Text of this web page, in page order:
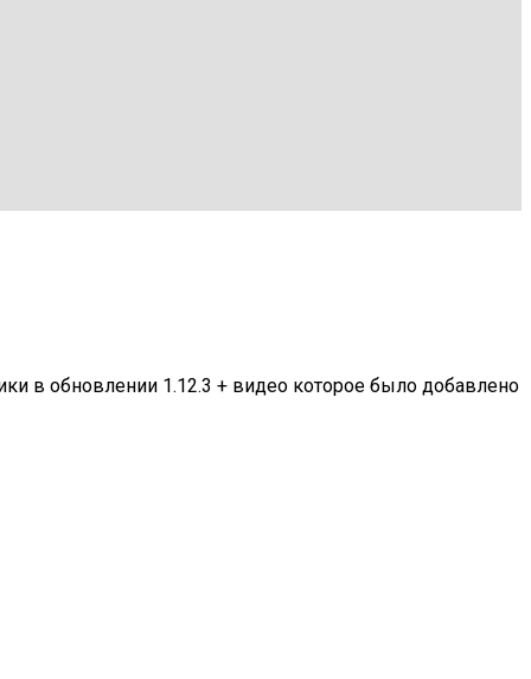
в обновлении 1.12.3 + видео которое было добавлено